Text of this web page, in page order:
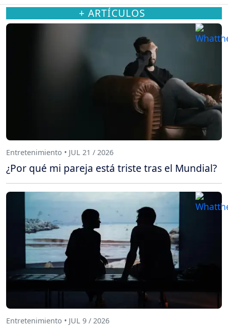
+ ARTÍCULOS
Entretenimiento • JUL 21 / 2026
¿Por qué mi pareja está triste tras el Mundial?
Entretenimiento • JUL 9 / 2026